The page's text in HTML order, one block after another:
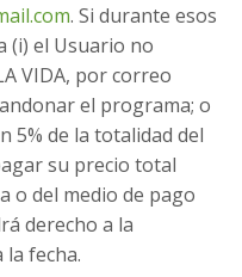
. Si durante esos
(i) el Usuario no
VIDA, por correo
el programa; o
5% de la totalidad del
su precio total
o del medio de pago
derecho a la
fecha.